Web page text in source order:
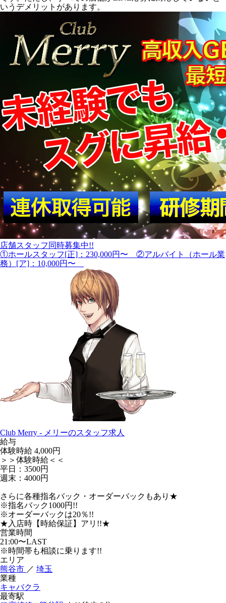
いうデメリットがあります。
店舗スタッフ同時募集中!!
①ホールスタッフ[正]：230,000円〜 ②アルバイト（ホール業
務）[ア]：10,000円〜
Club Merry - メリーのスタッフ求人
給与
体験時給 4,000円
＞＞体験時給＜＜
平日：3500円
週末：4000円
さらに各種指名バック・オーダーバックもあり★
※指名バック1000円!!
※オーダーバックは20％!!
★入店時【時給保証】アリ!!★
営業時間
21:00〜LAST
※時間帯も相談に乗ります!!
エリア
熊谷市 ／ 埼玉
業種
キャバクラ
最寄駅